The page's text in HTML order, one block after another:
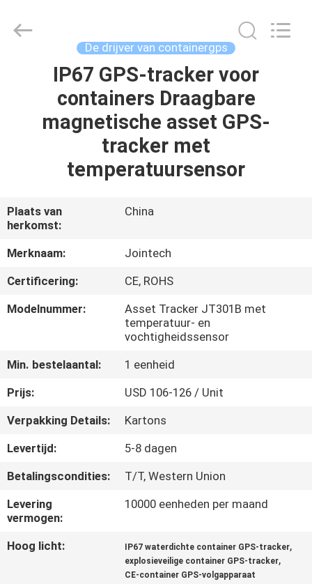
PRODUCTEN
ONGEVEER
ONS
FABRIEKSREIS
KWALITEITSCONTROLE
CONTACTEER
ONS
VERZOEK
OM EEN
CITAAT
SITEMAP
Technology
De drijver van containergps
IP67 GPS-tracker voor
containers Draagbare
magnetische asset GPS-
tracker met
temperatuursensor
Plaats van
herkomst:
China
Merknaam:
Jointech
Certificering:
CE, ROHS
Modelnummer:
Asset Tracker JT301B met
temperatuur- en
vochtigheidssensor
Min. bestelaantal:
1 eenheid
Prijs:
USD 106-126 / Unit
Verpakking Details:
Kartons
Levertijd:
5-8 dagen
Betalingscondities:
T/T, Western Union
Levering
vermogen:
10000 eenheden per maand
Hoog licht: IP67 waterdichte container GPS-tracker,
explosieveilige container GPS-tracker,
CE-container GPS-volgapparaat